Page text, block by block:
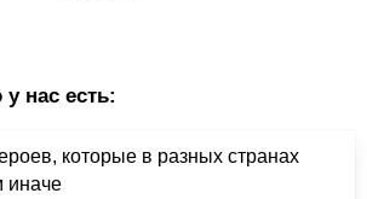
нас есть:
которые в разных странах
иначе